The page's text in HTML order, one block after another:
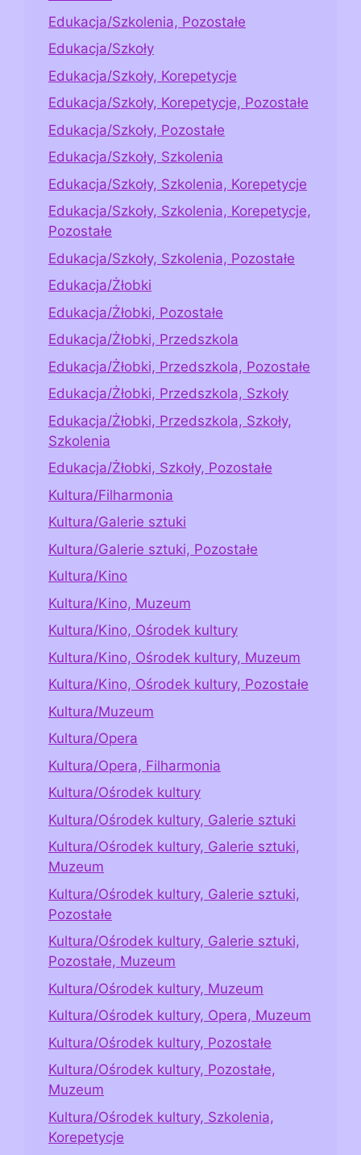
Edukacja/Szkolenia, Pozostałe
Edukacja/Szkoły
Edukacja/Szkoły, Korepetycje
Edukacja/Szkoły, Korepetycje, Pozostałe
Edukacja/Szkoły, Pozostałe
Edukacja/Szkoły, Szkolenia
Edukacja/Szkoły, Szkolenia, Korepetycje
Edukacja/Szkoły, Szkolenia, Korepetycje,
Pozostałe
Edukacja/Szkoły, Szkolenia, Pozostałe
Edukacja/Żłobki
Edukacja/Żłobki, Pozostałe
Edukacja/Żłobki, Przedszkola
Edukacja/Żłobki, Przedszkola, Pozostałe
Edukacja/Żłobki, Przedszkola, Szkoły
Edukacja/Żłobki, Przedszkola, Szkoły,
Szkolenia
Edukacja/Żłobki, Szkoły, Pozostałe
Kultura/Filharmonia
Kultura/Galerie sztuki
Kultura/Galerie sztuki, Pozostałe
Kultura/Kino
Kultura/Kino, Muzeum
Kultura/Kino, Ośrodek kultury
Kultura/Kino, Ośrodek kultury, Muzeum
Kultura/Kino, Ośrodek kultury, Pozostałe
Kultura/Muzeum
Kultura/Opera
Kultura/Opera, Filharmonia
Kultura/Ośrodek kultury
Kultura/Ośrodek kultury, Galerie sztuki
Kultura/Ośrodek kultury, Galerie sztuki,
Muzeum
Kultura/Ośrodek kultury, Galerie sztuki,
Pozostałe
Kultura/Ośrodek kultury, Galerie sztuki,
Pozostałe, Muzeum
Kultura/Ośrodek kultury, Muzeum
Kultura/Ośrodek kultury, Opera, Muzeum
Kultura/Ośrodek kultury, Pozostałe
Kultura/Ośrodek kultury, Pozostałe,
Muzeum
Kultura/Ośrodek kultury, Szkolenia,
Korepetycje